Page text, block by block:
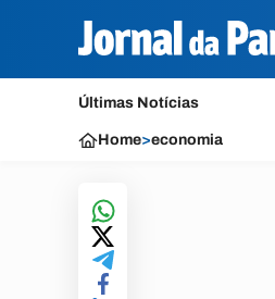
Últimas Notícias
Home>economia